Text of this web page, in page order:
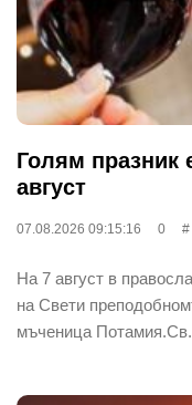
Голям празник
август
07.08.2026 09:15:16 0
На 7 август в
на Свети
мъченица